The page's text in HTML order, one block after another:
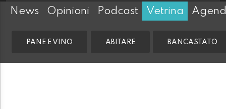
News Opinioni Podcast Vetrina
PANE E VINO ABITARE BANCASTATO